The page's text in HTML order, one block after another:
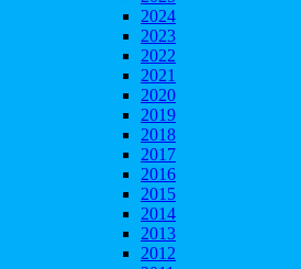
2024
2023
2022
2021
2020
2019
2018
2017
2016
2015
2014
2013
2012